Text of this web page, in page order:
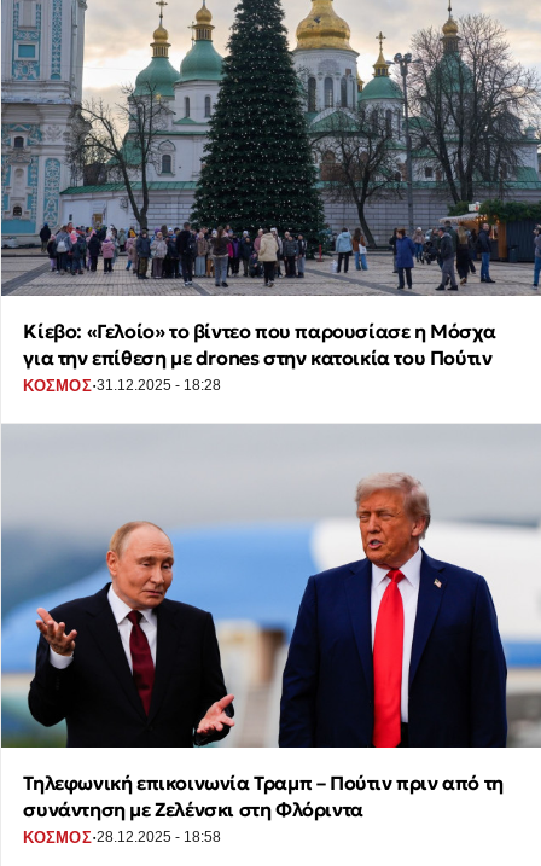
Κίεβο: «Γελοίο» το βίντεο που παρουσίασε η Μόσχα
για την επίθεση με drones στην κατοικία του Πούτιν
ΚΟΣΜΟΣ·31.12.2025 - 18:28
Τηλεφωνική επικοινωνία Τραμπ – Πούτιν πριν από τη
συνάντηση με Ζελένσκι στη Φλόριντα
ΚΟΣΜΟΣ·28.12.2025 - 18:58